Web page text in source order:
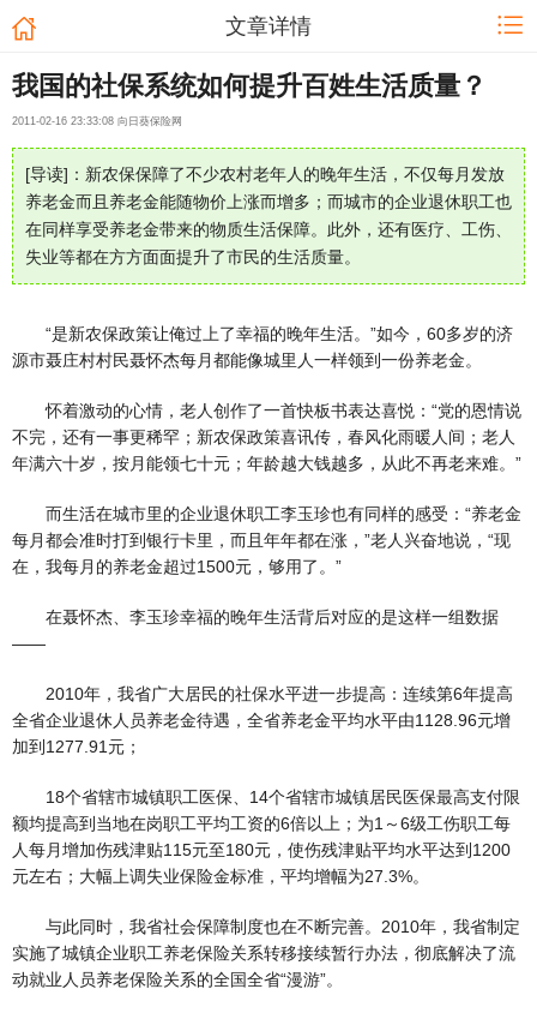
文章详情
我国的社保系统如何提升百姓生活质量？
2011-02-16 23:33:08 向日葵保险网
[导读]：新农保保障了不少农村老年人的晚年生活，不仅每月发放
养老金而且养老金能随物价上涨而增多；而城市的企业退休职工也
在同样享受养老金带来的物质生活保障。此外，还有医疗、工伤、
失业等都在方方面面提升了市民的生活质量。
“是新农保政策让俺过上了幸福的晚年生活。”如今，60多岁的济
源市聂庄村村民聂怀杰每月都能像城里人一样领到一份养老金。
怀着激动的心情，老人创作了一首快板书表达喜悦：“党的恩情说
不完，还有一事更稀罕；新农保政策喜讯传，春风化雨暖人间；老人
年满六十岁，按月能领七十元；年龄越大钱越多，从此不再老来难。”
而生活在城市里的企业退休职工李玉珍也有同样的感受：“养老金
每月都会准时打到银行卡里，而且年年都在涨，”老人兴奋地说，“现
在，我每月的养老金超过1500元，够用了。”
在聂怀杰、李玉珍幸福的晚年生活背后对应的是这样一组数据
――
2010年，我省广大居民的社保水平进一步提高：连续第6年提高
全省企业退休人员养老金待遇，全省养老金平均水平由1128.96元增
加到1277.91元；
18个省辖市城镇职工医保、14个省辖市城镇居民医保最高支付限
额均提高到当地在岗职工平均工资的6倍以上；为1～6级工伤职工每
人每月增加伤残津贴115元至180元，使伤残津贴平均水平达到1200
元左右；大幅上调失业保险金标准，平均增幅为27.3%。
与此同时，我省社会保障制度也在不断完善。2010年，我省制定
实施了城镇企业职工养老保险关系转移接续暂行办法，彻底解决了流
动就业人员养老保险关系的全国全省“漫游”。